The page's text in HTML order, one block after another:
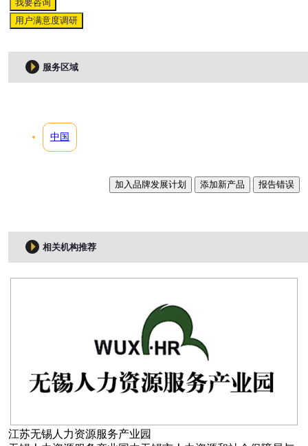
我要咨询
用户满意度调研
服务区域
中国
加入品牌发展计划 添加新产品 报告错误
相关机构推荐
江苏无锡人力资源服务产业园